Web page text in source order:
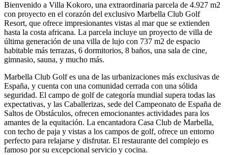
Bienvenido a Villa Kokoro, una extraordinaria parcela de 4.927 m2
con proyecto en el corazón del exclusivo Marbella Club Golf
Resort, que ofrece impresionantes vistas al mar que se extienden
hasta la costa africana. La parcela incluye un proyecto de villa de
última generación de una villa de lujo con 737 m2 de espacio
habitable más terrazas, 6 dormitorios, 8 baños, una sala de cine,
gimnasio, sauna, y mucho más.
Marbella Club Golf es una de las urbanizaciones más exclusivas de
España, y cuenta con una comunidad cerrada con una sólida
seguridad. El campo de golf de categoría mundial supera todas las
expectativas, y las Caballerizas, sede del Campeonato de España de
Saltos de Obstáculos, ofrecen emocionantes actividades para los
amantes de la equitación. La encantadora Casa Club de Marbella,
con techo de paja y vistas a los campos de golf, ofrece un entorno
perfecto para relajarse y disfrutar. El restaurante del complejo es
famoso por su excepcional servicio y cocina.